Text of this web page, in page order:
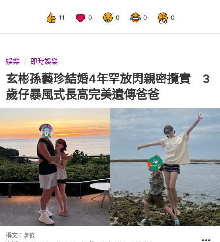
11 0 0 0 0
娛樂 即時娛樂
玄彬孫藝珍結婚4年罕放閃親密攬實 3
歲仔暴風式長高完美遺傳爸爸
撰文： 薯條